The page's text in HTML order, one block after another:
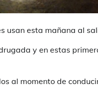
usan esta mañana al
y en estas
al momento de